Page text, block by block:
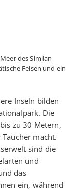
des Similan
Felsen und ein
Inseln bilden
Die
zu 30 Metern,
macht.
sind die
und
das
ein, während